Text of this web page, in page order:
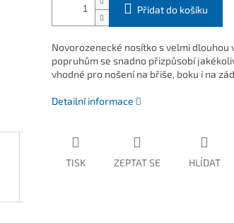
Přidat do košíku
Novorozenecké nosítko s velmi dlouhou
popruhům se snadno přizpůsobí
vhodné pro nošení na břiše, boku i na
Detailní informace
TISK ZEPTAT SE HLÍDAT